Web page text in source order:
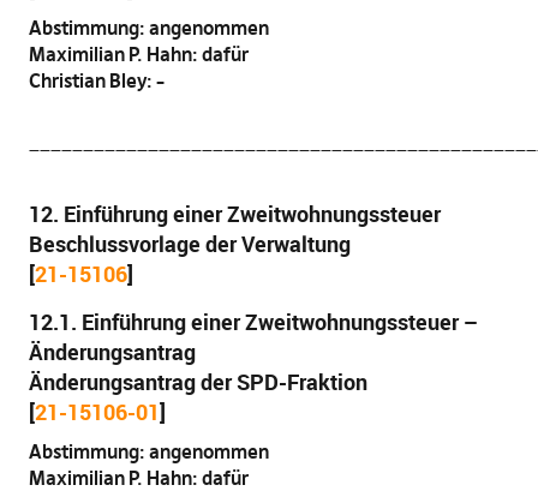
Abstimmung: angenommen
Maximilian P. Hahn: dafür
Christian Bley: –
12. Einführung einer Zweitwohnungssteuer
Beschlussvorlage der Verwaltung
[21-15106]
12.1. Einführung einer Zweitwohnungssteuer –
Änderungsantrag
Änderungsantrag der SPD-Fraktion
[21-15106-01]
Abstimmung: angenommen
Maximilian P. Hahn: dafür